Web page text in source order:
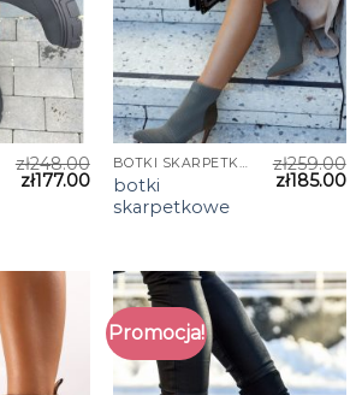
zł248.00
zł177.00
BOTKI SKARPETKOWE
botki
skarpetkowe
zł259.00
zł185.00
Promocja!